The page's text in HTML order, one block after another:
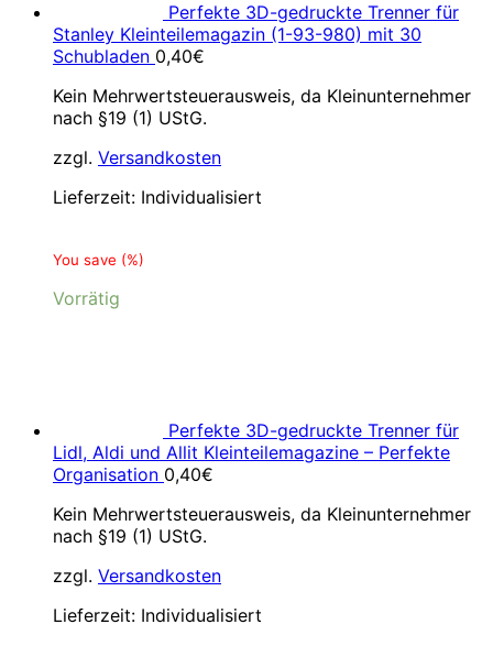
Perfekte 3D-gedruckte Trenner für
Stanley Kleinteilemagazin (1-93-980) mit 30
Schubladen 0,40€
Kein Mehrwertsteuerausweis, da Kleinunternehmer
nach §19 (1) UStG.
zzgl. Versandkosten
Lieferzeit: Individualisiert
You save (%)
Vorrätig
Perfekte 3D-gedruckte Trenner für
Lidl, Aldi und Allit Kleinteilemagazine – Perfekte
Organisation 0,40€
Kein Mehrwertsteuerausweis, da Kleinunternehmer
nach §19 (1) UStG.
zzgl. Versandkosten
Lieferzeit: Individualisiert